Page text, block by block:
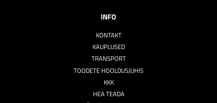
INFO
KONTAKT
KAUPLUSED
TRANSPORT
TOODETE HOOLDUSJUHIS
KKK
HEA TEADA